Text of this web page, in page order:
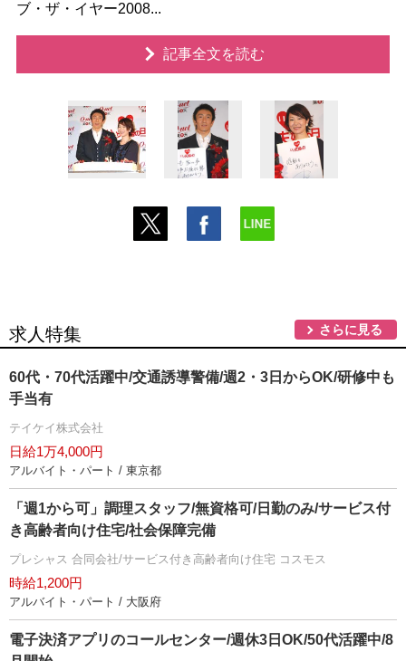
ブ・ザ・イヤー2008...
記事全文を読む
求人特集 さらに見る
60代・70代活躍中/交通誘導警備/週2・3日からOK/研修中も
手当有
テイケイ株式会社
日給1万4,000円
アルバイト・パート / 東京都
「週1から可」調理スタッフ/無資格可/日勤のみ/サービス付
き高齢者向け住宅/社会保障完備
プレシャス 合同会社/サービス付き高齢者向け住宅 コスモス
時給1,200円
アルバイト・パート / 大阪府
電子決済アプリのコールセンター/週休3日OK/50代活躍中/8